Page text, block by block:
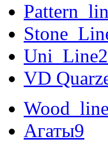
Uni_Line
VD
Wood_line
Агаты9